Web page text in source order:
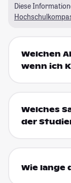
Diese
Welchen
wenn ich
Welches
der
Wie lange